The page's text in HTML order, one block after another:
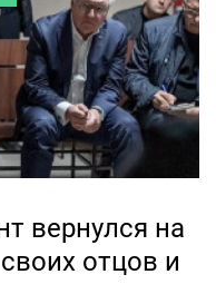
вернулся на
отцов и